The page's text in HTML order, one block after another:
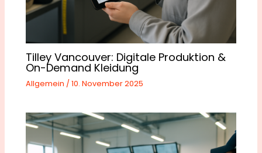
Tilley Vancouver: Digitale Produktion &
On-Demand Kleidung
Allgemein /10. November 2025